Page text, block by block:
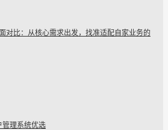
对比：从核心需求出发，找准适配自家业务的
管理系统优选